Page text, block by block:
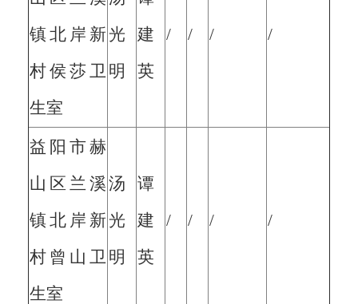
镇北岸新
村侯莎卫
生室
光
明
建
英
/ / / /
益阳市赫
山区兰溪
镇北岸新
村曾山卫
生室
汤
光
明
谭
建
英
/ / / /